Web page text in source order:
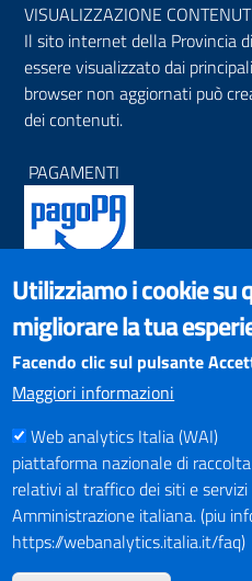
VISUALIZZAZIONE
Il sito internet della Provincia
essere visualizzato dai
browser non aggiornati può
dei contenuti.
PAGAMENTI
SOCIAL NETWORKS
Pagina Facebook
Profilo Instagram
Canale YouTube
Mappa del Sito
Utilizziamo i cookie su
migliorare la tua
Facendo clic sul pulsante
Maggiori informazioni
Web analytics Italia (WAI)
piattaforma nazionale di
relativi al traffico dei siti e
Amministrazione italiana. (piu
https://webanalytics.italia.it/faq)